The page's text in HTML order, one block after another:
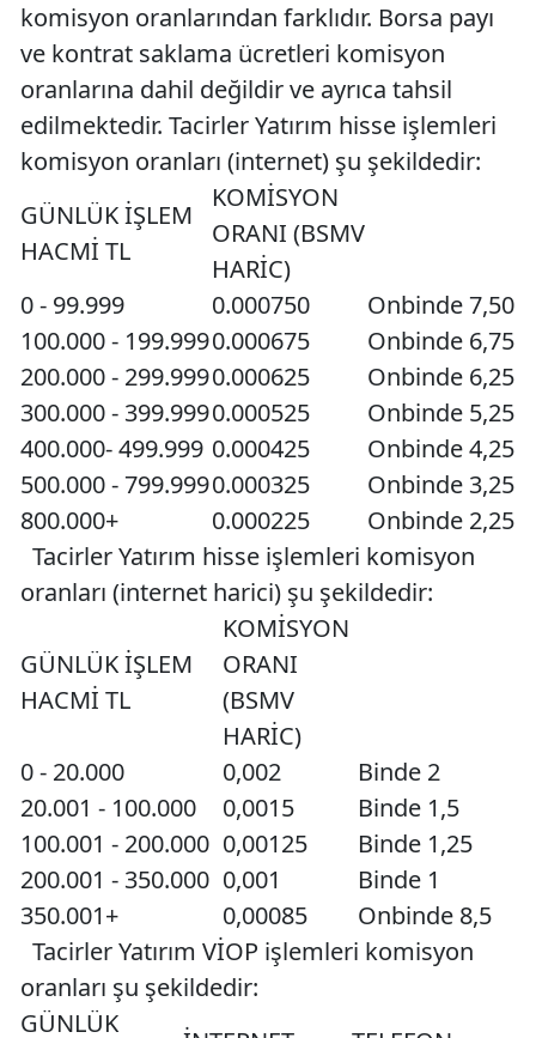
komisyon oranlarından farklıdır. Borsa payı
ve kontrat saklama ücretleri komisyon
oranlarına dahil değildir ve ayrıca tahsil
edilmektedir. Tacirler Yatırım hisse işlemleri
komisyon oranları (internet) şu şekildedir:
GÜNLÜK İŞLEM
HACMİ TL
KOMİSYON
ORANI (BSMV
HARİC)
0 - 99.999
0.000750
Onbinde 7,50
100.000 - 199.9990.000675
Onbinde 6,75
200.000 - 299.9990.000625
Onbinde 6,25
300.000 - 399.9990.000525
Onbinde 5,25
400.000- 499.999 0.000425
Onbinde 4,25
500.000 - 799.9990.000325
Onbinde 3,25
800.000+
0.000225
Onbinde 2,25
Tacirler Yatırım hisse işlemleri komisyon
oranları (internet harici) şu şekildedir:
GÜNLÜK İŞLEM
HACMİ TL
KOMİSYON
ORANI
(BSMV
HARİC)
0 - 20.000
0,002
Binde 2
20.001 - 100.000
0,0015
Binde 1,5
100.001 - 200.000 0,00125
Binde 1,25
200.001 - 350.000 0,001
Binde 1
350.001+
0,00085
Onbinde 8,5
Tacirler Yatırım VİOP işlemleri komisyon
oranları şu şekildedir:
GÜNLÜK